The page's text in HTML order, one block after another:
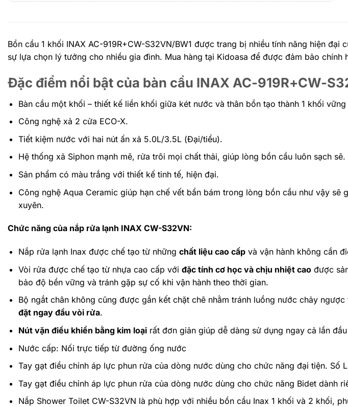
Bồn cầu 1 khối INAX AC-919R+CW-S32VN/BW1 được trang bị nhiều tính năng hiện đại
sự lựa chọn lý tưởng cho nhiều gia đình. Mua hàng tại Kidoasa để được đảm bảo chính
Đặc điểm nổi bật của bàn cầu INAX AC-919R+CW-
Bàn cầu một khối – thiết kế liền khối giữa két nước và thân bồn tạo thành 1 khối
Công nghệ xả 2 cửa ECO-X.
Tiết kiệm nước với hai nút ấn xả 5.0L/3.5L (Đại/tiểu).
Hệ thống xả Siphon mạnh mẽ, rửa trôi mọi chất thải, giúp lòng bồn cầu luôn sạch sẽ.
Sản phẩm có màu trắng với thiết kế tinh tế, hiện đại.
Công nghệ Aqua Ceramic giúp hạn chế vết bẩn bám trong lòng bồn cầu như vậy sẽ
xuyên.
Chức năng của nắp rửa lạnh INAX CW-S32VN:
Nắp rửa lạnh Inax được chế tạo từ những chất liệu cao cấpvà vận hành không cần
Vòi rửa được chế tạo từ nhựa cao cấp với đặc tính cơ học và chịu nhiệt caođược
bảo độ bền vững và tránh gặp sự cố khi vận hành theo thời gian.
Bộ ngắt chân không cũng được gắn kết chặt chẽ nhằm tránh luồng nước chảy
đặt ngay đầu vòi rửa.
Nút vặn điều khiển bằng kim loạirất đơn giản giúp dễ dàng sử dụng ngay cả lần
Nước cấp: Nối trực tiếp từ đường ống nước
Tay gạt điều chỉnh áp lực phun rửa của dòng nước dùng cho chức năng đại tiện. Số
Tay gạt điều chỉnh áp lực phun rửa của dòng nước dùng cho chức năng Bidet dành
Nắp Shower Toilet CW-S32VN là phù hợp với nhiều bồn cầu Inax 1 khối và 2 khối,